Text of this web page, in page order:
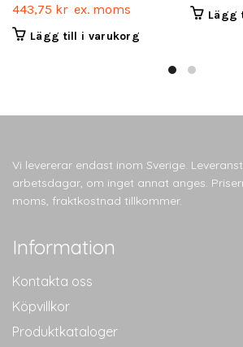
443,75 kr ex. moms
Lägg till i varukorg
Lägg
Vi levererar endast inom Sverige.
arbetsdagar, om inget annat anges.
moms, fraktkostnad tillkommer.
Information
Kontakta oss
Köpvillkor
Produktkataloger